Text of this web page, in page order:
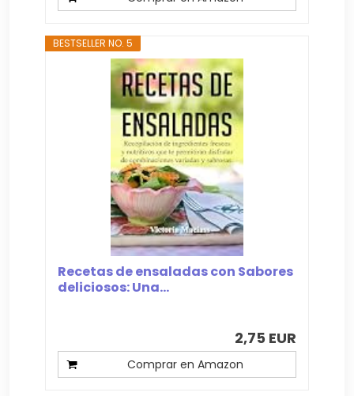
BESTSELLER NO. 5
Recetas de ensaladas con Sabores
deliciosos: Una...
2,75 EUR
Comprar en Amazon